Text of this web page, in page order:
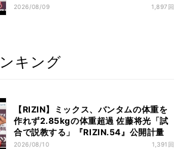
2026/08/09 1,897回
キング
【RIZIN】ミックス、バンタムの体重を
作れず2.85kgの体重超過 佐藤将光「試
合で説教する」『RIZIN.54』公開計量
2026/08/10 1,391回